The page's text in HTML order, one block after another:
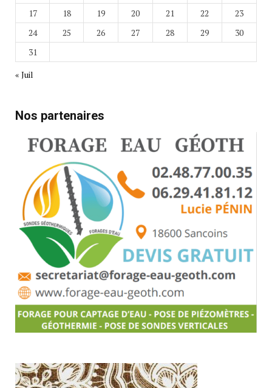
17
18 19 20 21 22
23
24
25 26 27 28 29
30
31
« Juil
Nos partenaires